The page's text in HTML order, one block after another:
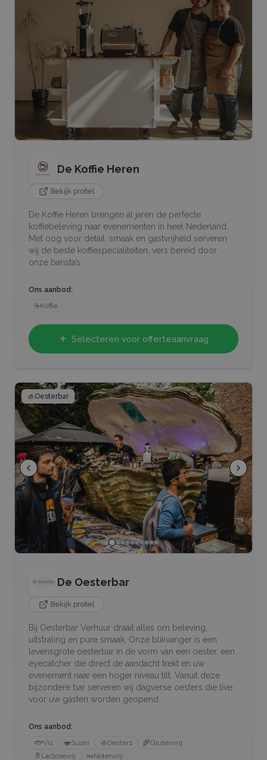
De Koffie Heren
Bekijk profiel
De Koffie Heren brengen al jaren de perfecte
koffiebeleving naar evenementen in heel Nederland.
Met oog voor detail, smaak en gastvrijheid serveren
wij de beste koffiespecialiteiten, vers bereid door
onze barista’s.
Ons aanbod:
☕Koffie
Selecteren voor offerteaanvraag
🦪Oesterbar
De Oesterbar
Bekijk profiel
Bij Oesterbar Verhuur draait alles om beleving,
uitstraling en pure smaak. Onze blikvanger is een
levensgrote oesterbar in de vorm van een oester, een
eyecatcher die direct de aandacht trekt en uw
evenement naar een hoger niveau tilt. Vanuit deze
bijzondere bar serveren wij dagverse oesters die live
voor uw gasten worden geopend
Ons aanbod:
🐟Vis 🍣Sushi 🦪Oesters 🌾Glutenvrij
🥛 Lactosevrij 🥜Notenvrij